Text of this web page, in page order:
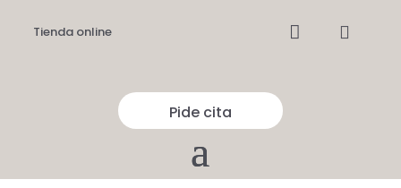
Tienda online  
Pide cita